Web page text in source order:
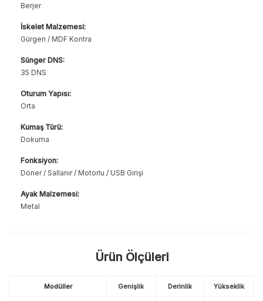
Berjer
İskelet Malzemesi:
Gürgen / MDF Kontra
Sünger DNS:
35 DNS
Oturum Yapısı:
Orta
Kumaş Türü:
Dokuma
Fonksiyon:
Döner / Sallanır / Motorlu / USB Girişi
Ayak Malzemesi:
Metal
Ürün Ölçüleri
Modüller Genişlik Derinlik Yükseklik